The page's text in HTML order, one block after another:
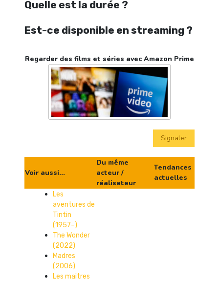
Quelle est la durée ?
Est-ce disponible en streaming ?
Regarder des films et séries avec Amazon Prime
Signaler
Voir aussi...
Du même
acteur /
réalisateur
Tendances
actuelles
Les
aventures de
Tintin
(1957–)
The Wonder
(2022)
Madres
(2006)
Les maitres